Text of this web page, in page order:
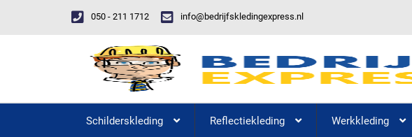
050 - 211 1712 info@bedrijfskledingexpress.nl
Schilderskleding Reflectiekleding Werkkleding